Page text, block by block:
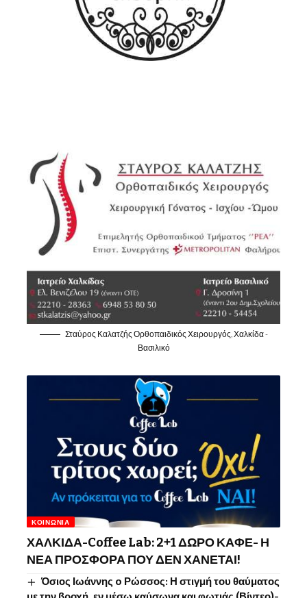
Σταύρος Καλατζής Ορθοπαιδικός Χειρουργός, Χαλκίδα -
Βασιλικό
ΚΟΙΝΩΝΊΑ
ΧΑΛΚΙΔΑ-Coffee Lab: 2+1 ΔΩΡΟ ΚΑΦΕ- Η
ΝΕΑ ΠΡΟΣΦΟΡΑ ΠΟΥ ΔΕΝ ΧΑΝΕΤΑΙ!
Όσιος Ιωάννης o Ρώσσος: Η στιγμή του θαύματος